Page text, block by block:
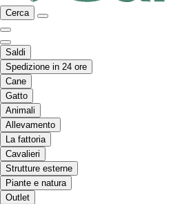
Cerca
Saldi
Spedizione in 24 ore
Cane
Gatto
Animali
Allevamento
La fattoria
Cavalieri
Strutture esterne
Piante e natura
Outlet